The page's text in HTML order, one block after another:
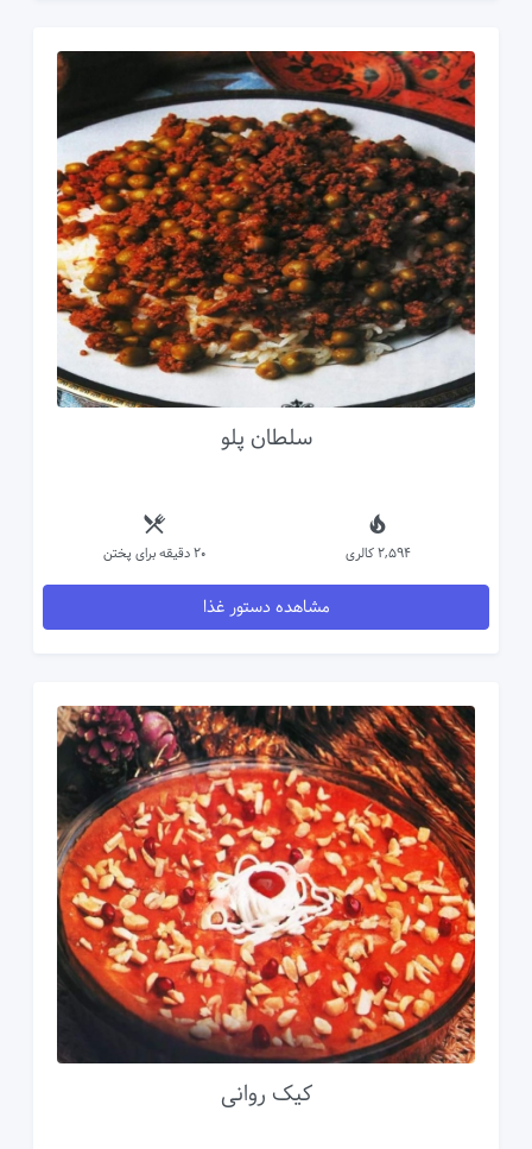
سلطان پلو
2,594 کالری 20 دقیقه برای پختن
مشاهده دستور غذا
کیک روانی